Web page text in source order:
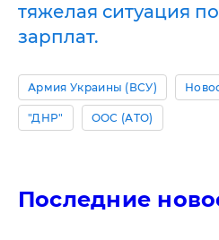
тяжелая ситуация
зарплат.
Армия Украины (ВСУ)
"ДНР" ООС (АТО)
Последние